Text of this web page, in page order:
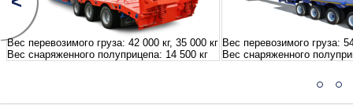
Вес перевозимого груза: 42 000 кг, 35 000 кг
Вес снаряженного полуприцепа: 14 500 кг
Вес перевозимого груза:
Вес снаряженного